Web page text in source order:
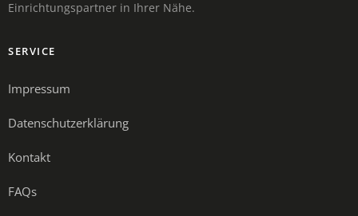
Einrichtungspartner in Ihrer Nähe.
SERVICE
Impressum
Datenschutzerklärung
Kontakt
FAQs